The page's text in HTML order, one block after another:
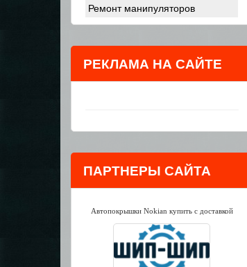
Ремонт манипуляторов
РЕКЛАМА НА САЙТЕ
ПАРТНЕРЫ САЙТА
Автопокрышки Nokian купить с доставкой